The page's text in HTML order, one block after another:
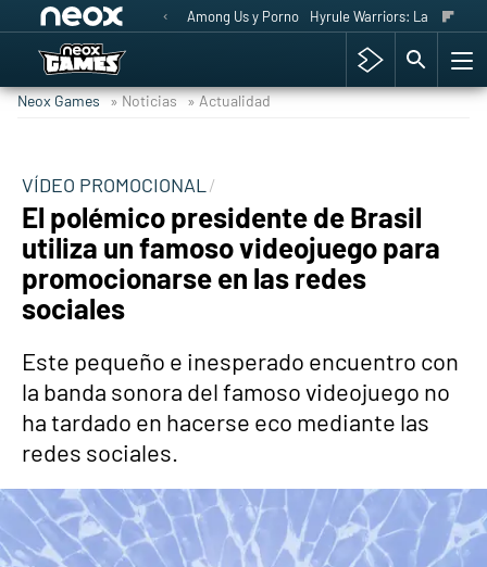
Among Us y Porno Hyrule Warriors: La Era del
Neox Games » Noticias » Actualidad
VÍDEO PROMOCIONAL
El polémico presidente de Brasil
utiliza un famoso videojuego para
promocionarse en las redes
sociales
Este pequeño e inesperado encuentro con
la banda sonora del famoso videojuego no
ha tardado en hacerse eco mediante las
redes sociales.